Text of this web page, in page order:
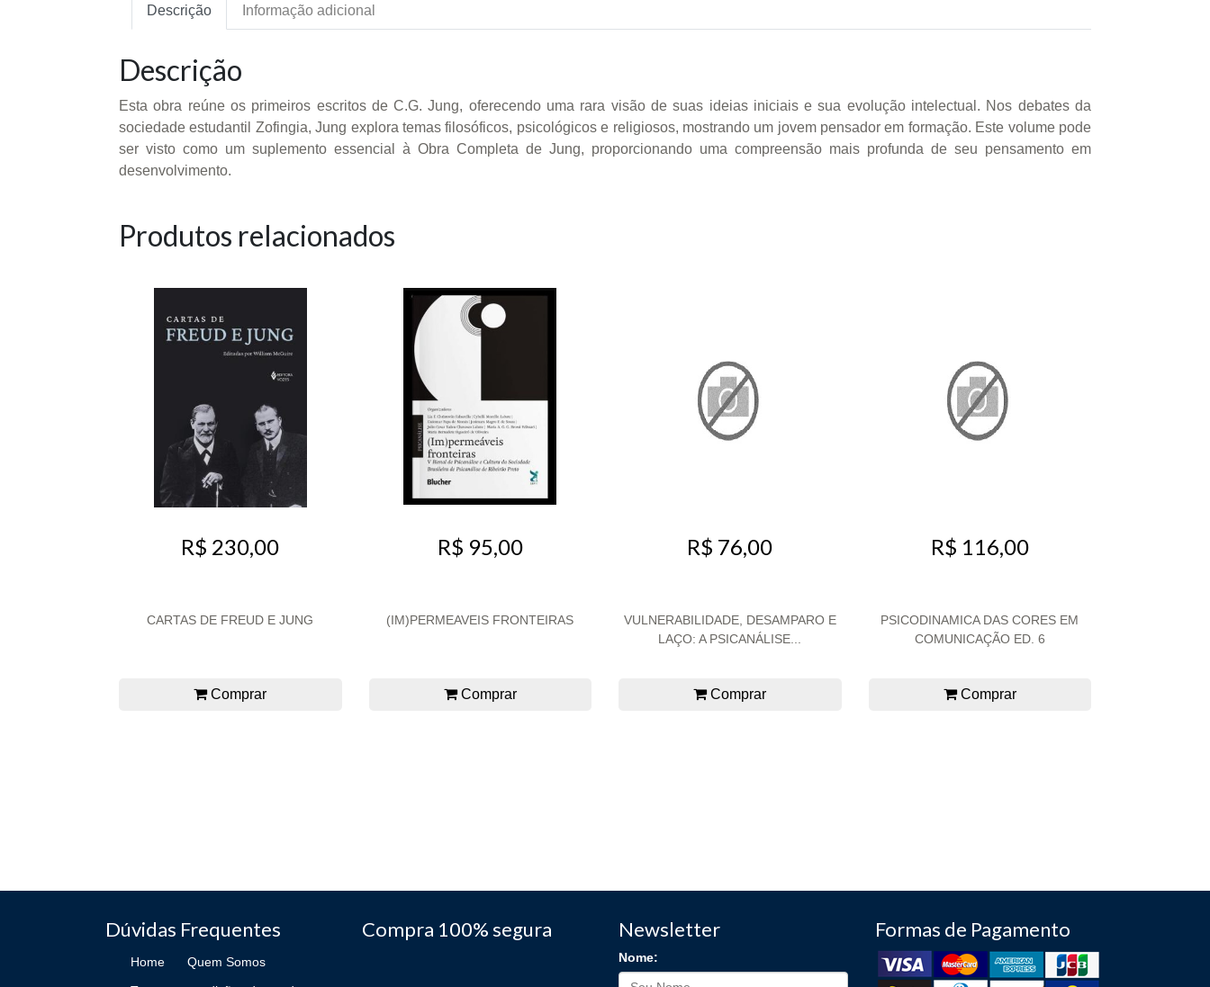
Descrição Informação adicional
Descrição
Esta obra reúne os primeiros escritos de C.G. Jung, oferecendo uma rara visão de suas ideias iniciais e sua evolução intelectual. Nos debates da
sociedade estudantil Zofingia, Jung explora temas filosóficos, psicológicos e religiosos, mostrando um jovem pensador em formação. Este volume pode
ser visto como um suplemento essencial à Obra Completa de Jung, proporcionando uma compreensão mais profunda de seu pensamento em
desenvolvimento.
Produtos relacionados
R$ 230,00
CARTAS DE FREUD E JUNG
Comprar
R$ 95,00
(IM)PERMEAVEIS FRONTEIRAS
Comprar
R$ 76,00
VULNERABILIDADE, DESAMPARO E
LAÇO: A PSICANÁLISE...
Comprar
R$ 116,00
PSICODINAMICA DAS CORES EM
COMUNICAÇÃO ED. 6
Comprar
Dúvidas Frequentes
Home Quem Somos
Compra 100% segura Newsletter
Nome:
Formas de Pagamento